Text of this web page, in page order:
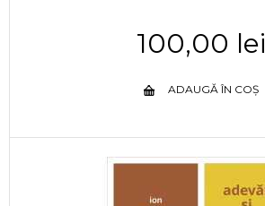
100,00 lei
ADAUGĂ ÎN COȘ